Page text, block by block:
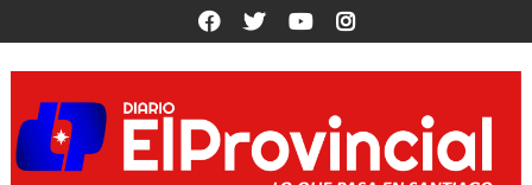
al
contenido